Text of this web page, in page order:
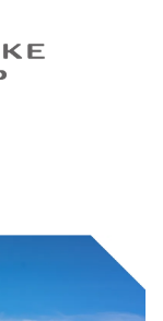
hiệu quả cao.
phổ biến